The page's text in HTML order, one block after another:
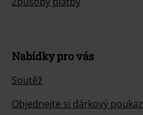
Nabídky pro vás
Soutěž
Objednejte si dárkový poukaz